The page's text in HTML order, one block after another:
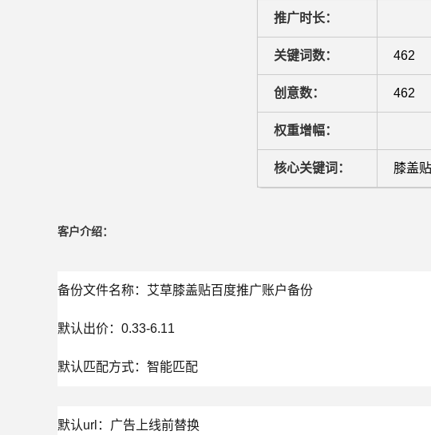
推广时长：
关键词数： 462
创意数： 462
权重增幅：
核心关键词： 膝盖贴
客户介绍：
备份文件名称：艾草膝盖贴百度推广账户备份
默认出价：0.33-6.11
默认匹配方式：智能匹配
默认url：广告上线前替换